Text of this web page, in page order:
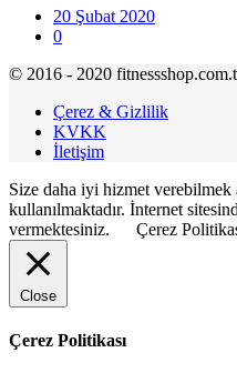
20 Şubat 2020
0
© 2016 - 2020
Çerez & Gizlilik
KVKK
İletişim
Size daha iyi hizmet verebilmek
kullanılmaktadır. İnternet
vermektesiniz.
Çerez
Close
Çerez Politikası